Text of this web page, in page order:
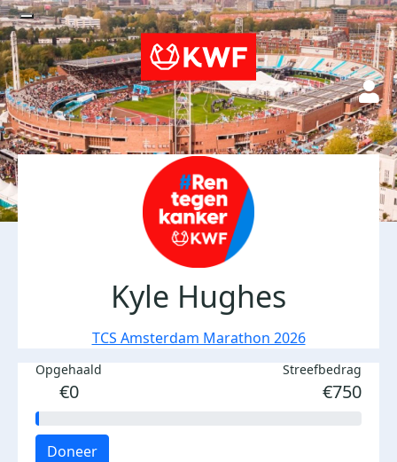
Kyle Hughes
TCS Amsterdam Marathon 2026
Opgehaald
€0
Streefbedrag
€750
Doneer